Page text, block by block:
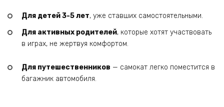
Для детей 3-5 лет, уже ставших самостоятельными.
Для активных родителей, которые хотят участвовать
в играх, не жертвуя комфортом.
Для путешественников — самокат легко поместится в
багажник автомобиля.